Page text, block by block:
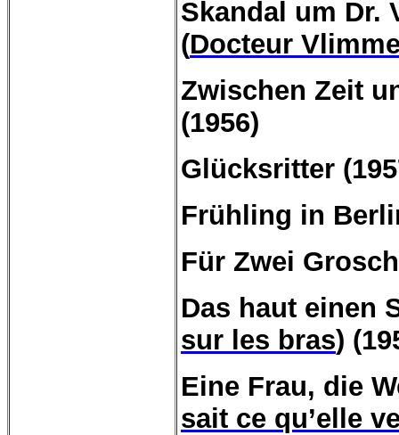
Skandal um Dr.
(Docteur
Zwischen Zeit
(1956)
Glücksritter
Frühling in
Für Zwei
Das haut einen
sur les bras)
Eine Frau, die
sait ce qu’elle